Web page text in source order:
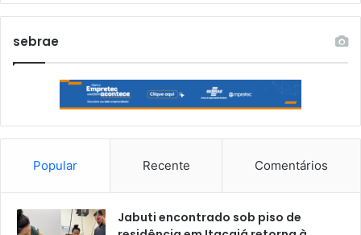
sebrae
Popular Recente Comentários
Jabuti encontrado sob piso de